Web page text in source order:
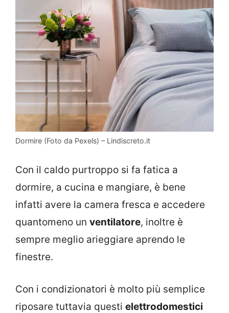
Dormire (Foto da Pexels) – Lindiscreto.it
Con il caldo purtroppo si fa fatica a
dormire, a cucina e mangiare, è bene
infatti avere la camera fresca e accedere
quantomeno un ventilatore, inoltre è
sempre meglio arieggiare aprendo le
finestre.
Con i condizionatori è molto più semplice
riposare tuttavia questi elettrodomestici